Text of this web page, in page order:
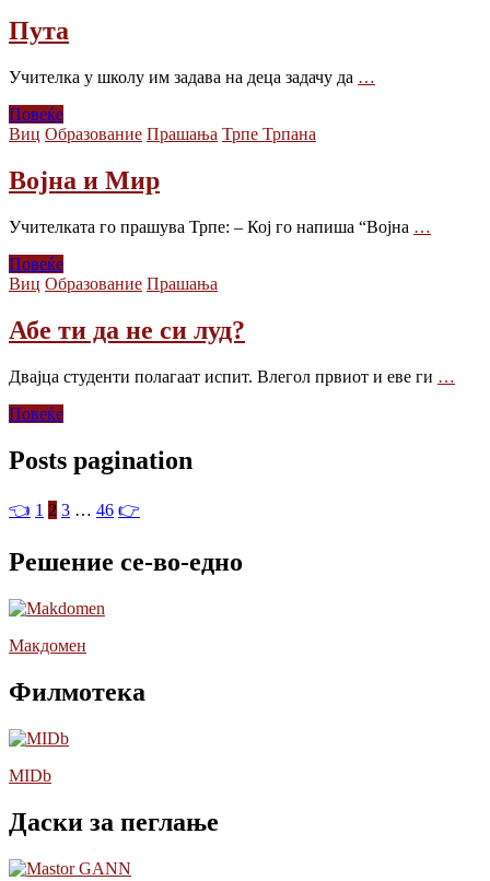
Пута
Учителка у школу им задава на деца задачу да …
Повеќе
Виц Образованиe Прашања Трпе Трпана
Војна и Мир
Учителката го прашува Трпе: – Кој го напиша “Војна …
Повеќе
Виц Образованиe Прашања
Абе ти да не си луд?
Двајца студенти полагаат испит. Влегол првиот и еве ги …
Повеќе
Posts pagination
👈 1 2 3 … 46 👉
Решение се-во-едно
Макдомен
Филмотека
MIDb
Даски за пеглање